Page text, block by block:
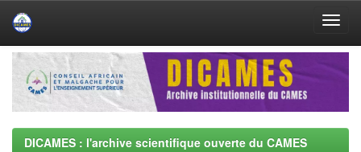
Skip
navigation
DICAMES : l'archive scientifique ouverte du CAMES